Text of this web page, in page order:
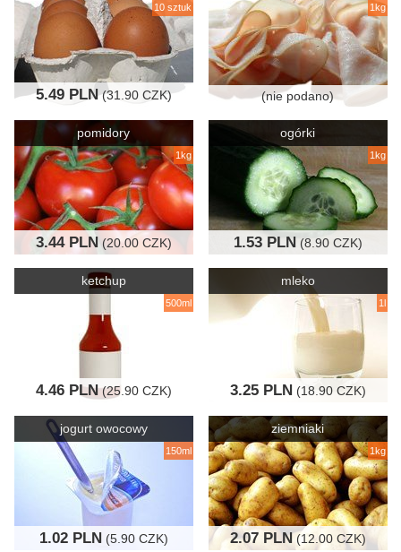
10 sztuk
5.49 PLN(31.90 CZK)
1kg
(nie podano)
pomidory
1kg
3.44 PLN (20.00 CZK)
ogórki
1kg
1.53 PLN (8.90 CZK)
ketchup
500ml
4.46 PLN(25.90 CZK)
mleko
1l
3.25 PLN (18.90 CZK)
jogurt owocowy
150ml
1.02 PLN (5.90 CZK)
ziemniaki
1kg
2.07 PLN (12.00 CZK)